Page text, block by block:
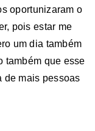
oportunizaram o
pois estar me
um dia também
também que esse
de mais pessoas